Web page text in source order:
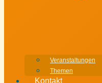
Veranstaltungen
Themen
Kontakt